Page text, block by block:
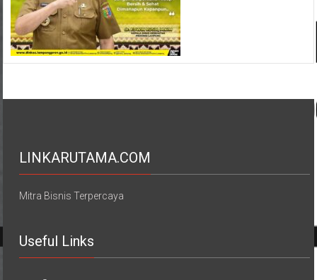
LINKARUTAMA.COM
Mitra Bisnis Terpercaya
Useful Links